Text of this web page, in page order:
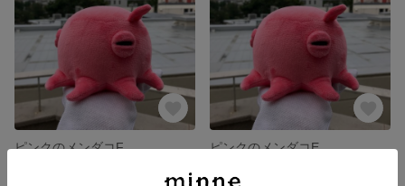
ピンクのメンダコF
ピンクのメンダコE